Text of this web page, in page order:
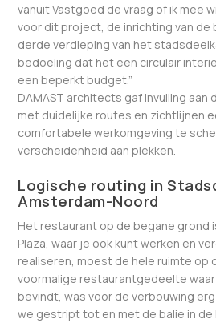
vanuit Vastgoed de vraag of ik mee
voor dit project, de inrichting van de
derde verdieping van het
bedoeling dat het een circulair
een beperkt budget.”
DAMAST architects gaf invulling
met duidelijke routes en zichtlijnen
comfortabele werkomgeving te
verscheidenheid aan plekken.
Logische routing in
Amsterdam-Noord
Het restaurant op de begane grond
Plaza, waar je ook kunt werken en
realiseren, moest de hele ruimte op
voormalige restaurantgedeelte waar
bevindt, was voor de verbouwing
we gestript tot en met de balie in de